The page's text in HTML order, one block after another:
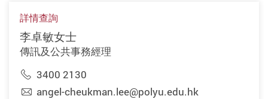
詳情查詢
李卓敏女士
傳訊及公共事務經理
3400 2130
angel-cheukman.lee@polyu.edu.hk